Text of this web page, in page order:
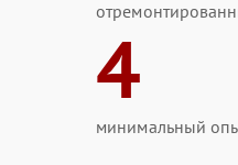
4
минимальный